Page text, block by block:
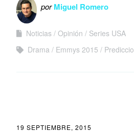
porMiguel Romero
Noticias Opinión
Series USA
Drama
Emmys 2015
19 SEPTIEMBRE, 2015